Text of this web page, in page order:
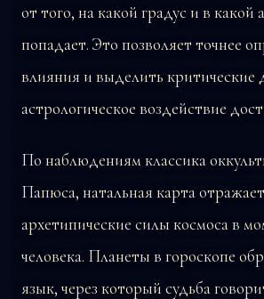
от того, на какой градус и в какой
попадает. Это позволяет точнее
влияния и выделить критические
астрологическое воздействие
По наблюдениям классика
Папюса, натальная карта отражает
архетипические силы космоса в
человека. Планеты в гороскопе
язык, через который судьба